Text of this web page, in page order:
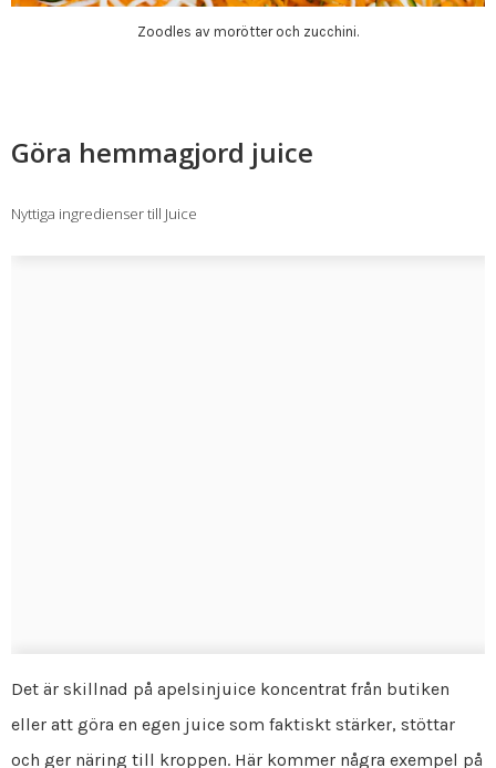
Zoodles av morötter och zucchini.
Göra hemmagjord juice
Nyttiga ingredienser till Juice
Det är skillnad på apelsinjuice koncentrat från butiken
eller att göra en egen juice som faktiskt stärker, stöttar
och ger näring till kroppen. Här kommer några exempel på